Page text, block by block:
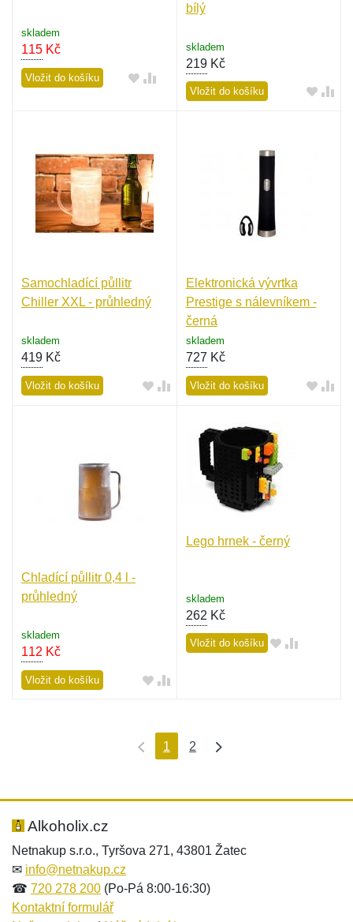
skladem
115 Kč
Vložit do košíku
bílý
skladem
219Kč
Vložit do košíku
Samochladící půllitr
Chiller XXL - průhledný
skladem
419 Kč
Vložit do košíku
Elektronická vývrtka
Prestige s nálevníkem -
černá
skladem
727 Kč
Vložit do košíku
Chladící půllitr 0,4 l -
průhledný
skladem
112 Kč
Vložit do košíku
Lego hrnek - černý
skladem
262 Kč
Vložit do košíku
1 2
Alkoholix.cz
Netnakup s.r.o., Tyršova 271, 43801 Žatec
✉ info@netnakup.cz
☎ 720 278 200 (Po-Pá 8:00-16:30)
Kontaktní formulář